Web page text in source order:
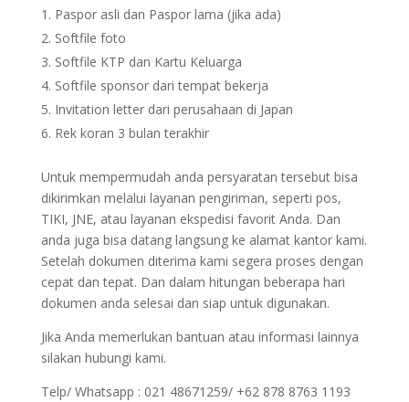
Paspor asli dan Paspor lama (jika ada)
Softfile foto
Softfile KTP dan Kartu Keluarga
Softfile sponsor dari tempat bekerja
Invitation letter dari perusahaan di Japan
Rek koran 3 bulan terakhir
Untuk mempermudah anda persyaratan tersebut bisa
dikirimkan melalui layanan pengiriman, seperti pos,
TIKI, JNE, atau layanan ekspedisi favorit Anda. Dan
anda juga bisa datang langsung ke alamat kantor kami.
Setelah dokumen diterima kami segera proses dengan
cepat dan tepat. Dan dalam hitungan beberapa hari
dokumen anda selesai dan siap untuk digunakan.
Jika Anda memerlukan bantuan atau informasi lainnya
silakan hubungi kami.
Telp/ Whatsapp : 021 48671259/ +62 878 8763 1193